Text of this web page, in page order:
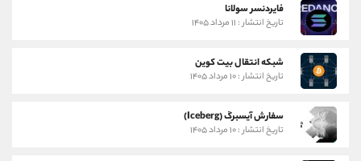
فایردنسر سولانا
تاریخ انتشار : ۱۱ مرداد ۱۴۰۵
شبکه انتقال بیت کوین
تاریخ انتشار : ۱۰ مرداد ۱۴۰۵
سفارش آیسبرگ (Iceberg)
تاریخ انتشار : ۱۰ مرداد ۱۴۰۵